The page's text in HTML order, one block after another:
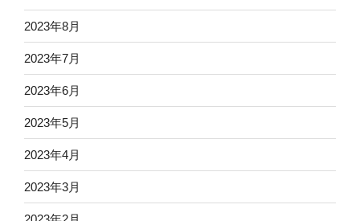
2023年8月
2023年7月
2023年6月
2023年5月
2023年4月
2023年3月